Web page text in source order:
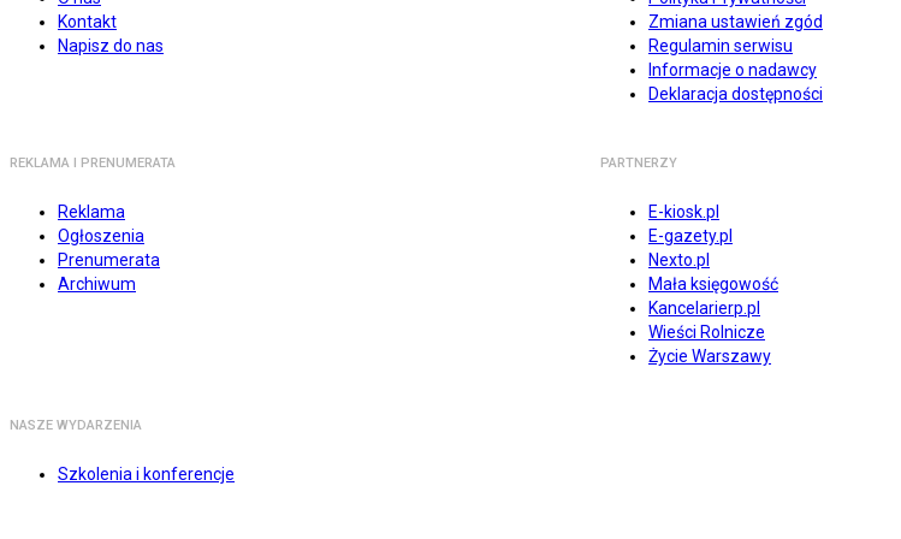
Kontakt
Napisz do nas
Zmiana ustawień zgód
Regulamin serwisu
Informacje o nadawcy
Deklaracja dostępności
REKLAMA I PRENUMERATA
Reklama
Ogłoszenia
Prenumerata
Archiwum
PARTNERZY
E-kiosk.pl
E-gazety.pl
Nexto.pl
Mała księgowość
Kancelarierp.pl
Wieści Rolnicze
Życie Warszawy
NASZE WYDARZENIA
Szkolenia i konferencje